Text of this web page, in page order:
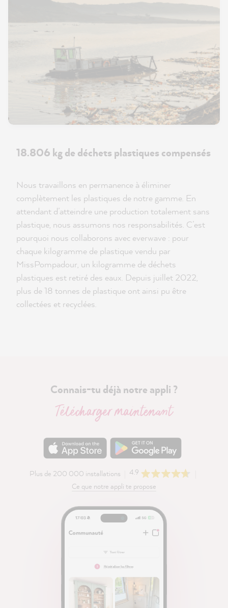
18.806 kg de déchets plastiques compensés
Nous travaillons en permanence à éliminer
complètement les plastiques de notre gamme. En
attendant d’atteindre une production totalement sans
plastique, nous assumons nos responsabilités. C’est
pourquoi nous collaborons avec everwave : pour
chaque kilogramme de plastique vendu par
MissPompadour, un kilogramme de déchets
plastiques est retiré des eaux. Depuis juillet 2022,
plus de 18 tonnes de plastique ont ainsi pu être
collectées et recyclées.
Connais-tu déjà notre appli ?
Télécharger maintenant
Plus de 200 000 installations
4.9
Ce que notre appli te propose